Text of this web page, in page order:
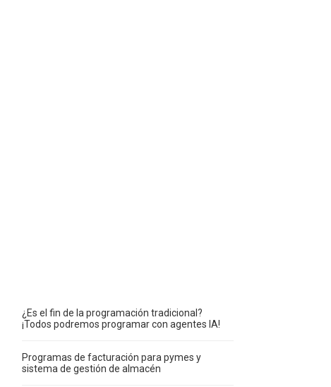
¿Es el fin de la programación tradicional?
¡Todos podremos programar con agentes IA!
Programas de facturación para pymes y
sistema de gestión de almacén